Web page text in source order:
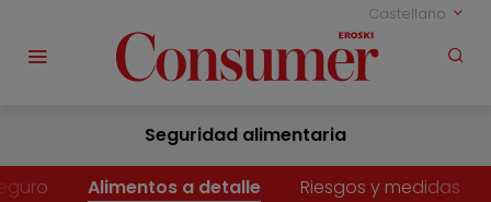
Castellano
Seguridad alimentaria
Alimentos a detalle Riesgos y medidas